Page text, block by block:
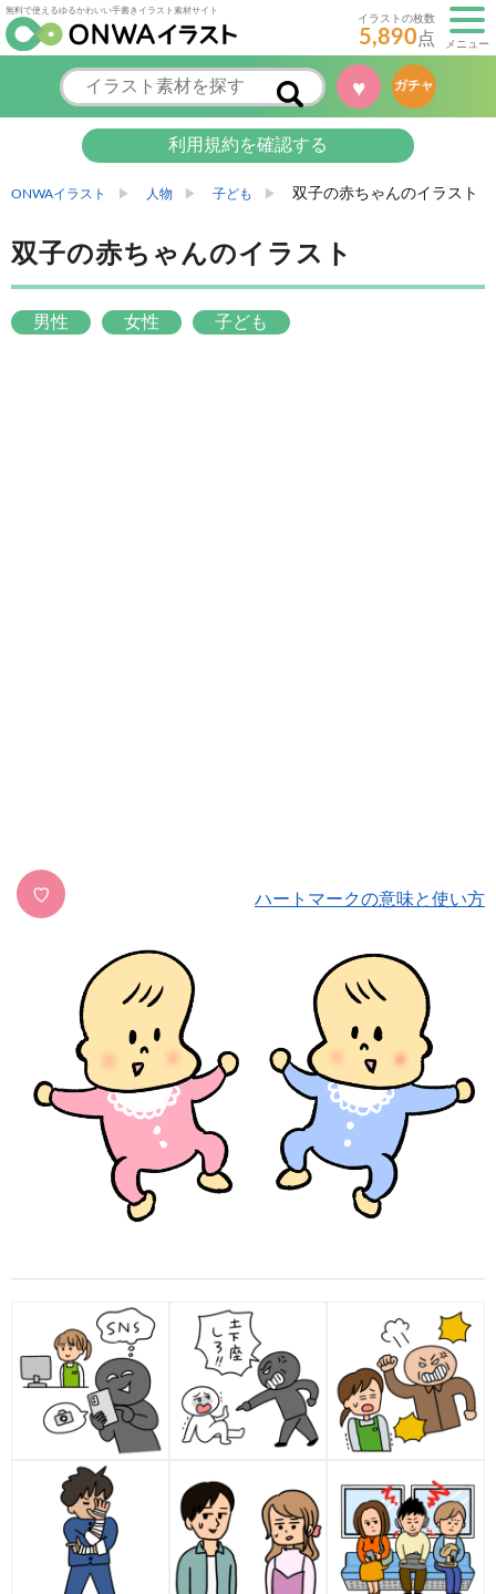
無料で使えるゆるかわいい手書きイラスト素材サイト
イラストの枚数
5,890点 メニュー
♥ ガチャ
利用規約を確認する
ONWAイラスト 人物 子ども 双子の赤ちゃんのイラスト
双子の赤ちゃんのイラスト
男性 女性 子ども
♡ ハートマークの意味と使い方